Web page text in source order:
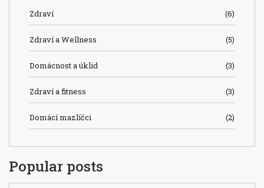
Zdraví (6)
Zdraví a Wellness (5)
Domácnost a úklid (3)
Zdraví a fitness (3)
Domácí mazlíčci (2)
Popular posts